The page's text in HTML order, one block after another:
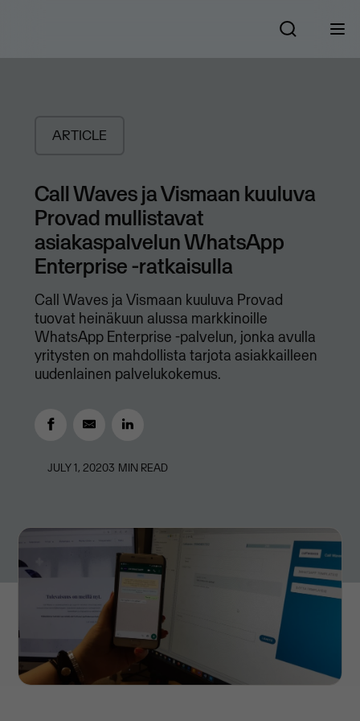
ARTICLE
Call Waves ja Vismaan kuuluva
Provad mullistavat
asiakaspalvelun WhatsApp
Enterprise -ratkaisulla
​Call Waves ja Vismaan kuuluva Provad
tuovat heinäkuun alussa markkinoille
WhatsApp Enterprise -palvelun, jonka avulla
yritysten on mahdollista tarjota asiakkailleen
uudenlainen palvelukokemus.
JULY 1, 20203 MIN READ